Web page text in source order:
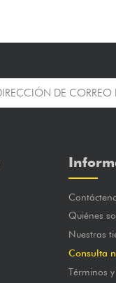
Quiénes
Nuestras
Consulta
Términos